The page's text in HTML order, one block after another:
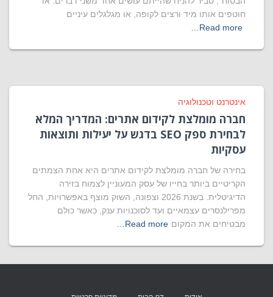
חוטפים אותו מיד ורצים לקופה, או מגלגלים עיניים
Read more…
אינטרנט וטכנולוגיה
חברה מומלצת לקידום אתרים: המדריך המלא
לבחירת ספק SEO בדגש על יעילות ותוצאות
עסקיות
בחירה של חברה מומלצת לקידום אתרים היא אחת הצמתים
הקריטיים ביותר בחייו של עסק המעוניין לצמוח בזירה
הדיגיטלית. בשנת 2026 וצפונה, השוק מוצף באפשרויות, החל
מפרילנסרים עצמאיים ועד לסוכנויות ענק, כאשר כולם
מבטיחים את המקום Read more…